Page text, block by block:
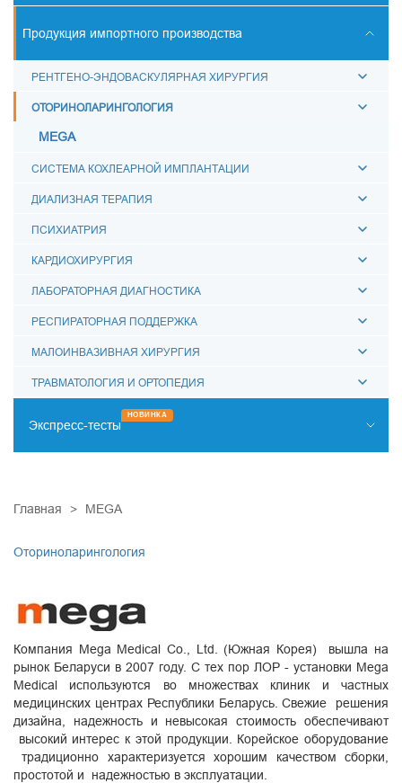
АКСЕССУАРЫ ДЛЯ ДЫХАТЕЛЬНОЙ ТЕРАПИИ
МЕШКИ ДЫХАТЕЛЬНЫЕ
МАСКИ ДЫХАТЕЛЬНЫЕ
ВОЗДУХОВОДЫ МЕДИЦИНСКИЕ
СОЕДИНИТЕЛИ МЕДИЦИНСКИЕ
ЗАГЛУШКИ "ЛУЕР"
ФИЛЬТРЫ ДЫХАТЕЛЬНЫЕ
КАТЕТЕРЫ МЕДИЦИНСКИЕ
МОЧЕПРИЕМНИКИ МЕДИЦИНСКИЕ
КРУЖКА ЭСМАРХА
Продукция импортного производства
РЕНТГЕНО-ЭНДОВАСКУЛЯРНАЯ ХИРУРГИЯ
ОТОРИНОЛАРИНГОЛОГИЯ
MEGA
СИСТЕМА КОХЛЕАРНОЙ ИМПЛАНТАЦИИ
ДИАЛИЗНАЯ ТЕРАПИЯ
ПСИХИАТРИЯ
КАРДИОХИРУРГИЯ
ЛАБОРАТОРНАЯ ДИАГНОСТИКА
РЕСПИРАТОРНАЯ ПОДДЕРЖКА
МАЛОИНВАЗИВНАЯ ХИРУРГИЯ
ТРАВМАТОЛОГИЯ И ОРТОПЕДИЯ
Экспресс-тесты
НОВИНКА
Главная MEGA
Оториноларингология
Компания Mega Medical Co., Ltd. (Южная Корея) вышла на
рынок Беларуси в 2007 году. С тех пор ЛОР - установки Mega
Medical используются во множествах клиник и частных
медицинских центрах Республики Беларусь. Свежие решения
дизайна, надежность и невысокая стоимость обеспечивают
высокий интерес к этой продукции. Корейское оборудование
традиционно характеризуется хорошим качеством сборки,
простотой и надежностью в эксплуатации.